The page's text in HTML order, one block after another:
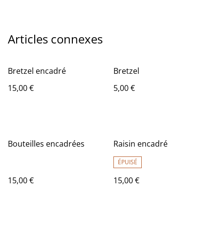
Articles connexes
Bretzel encadré
15,00 €
Bretzel
5,00 €
Bouteilles encadrées
15,00 €
Raisin encadré
ÉPUISÉ
15,00 €